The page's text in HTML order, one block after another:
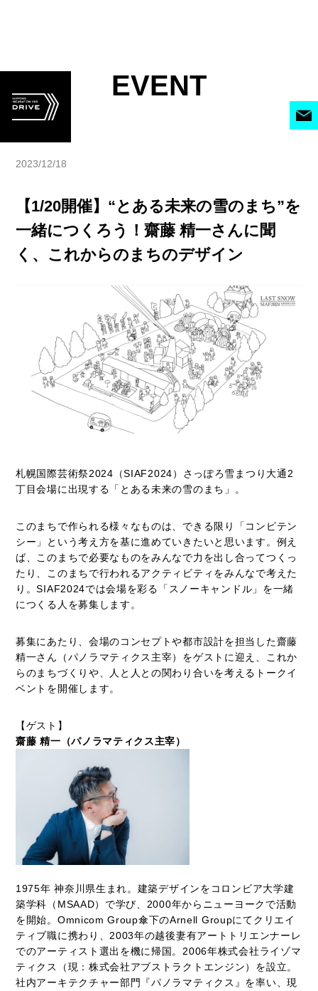
EVENT
2023/12/18
【1/20開催】“とある未来の雪のまち”を
一緒につくろう！齋藤 精一さんに聞
く、これからのまちのデザイン
札幌国際芸術祭2024（SIAF2024）さっぽろ雪まつり大通2
丁目会場に出現する「とある未来の雪のまち」。
このまちで作られる様々なものは、できる限り「コンピテン
シー」という考え方を基に進めていきたいと思います。例え
ば、このまちで必要なものをみんなで力を出し合ってつくっ
たり、このまちで行われるアクティビティをみんなで考えた
り。SIAF2024では会場を彩る「スノーキャンドル」を一緒
につくる人を募集します。
募集にあたり、会場のコンセプトや都市設計を担当した齋藤
精一さん（パノラマティクス主宰）をゲストに迎え、これか
らのまちづくりや、人と人との関わり合いを考えるトークイ
ベントを開催します。
【ゲスト】
齋藤 精一（パノラマティクス主宰）
1975年 神奈川県生まれ。建築デザインをコロンビア大学建
築学科（MSAAD）で学び、2000年からニューヨークで活動
を開始。Omnicom Group傘下のArnell Groupにてクリエイ
ティブ職に携わり、2003年の越後妻有アートトリエンナーレ
でのアーティスト選出を機に帰国。2006年株式会社ライゾマ
ティクス（現：株式会社アブストラクトエンジン）を設立。
社内アーキテクチャー部門『パノラマティクス』を率い、現